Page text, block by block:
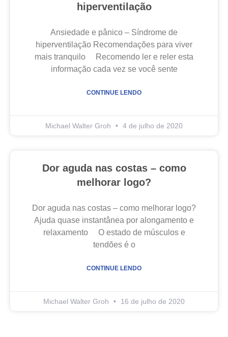
hiperventilação
Ansiedade e pânico – Síndrome de
hiperventilação Recomendações para viver
mais tranquilo Recomendo ler e reler esta
informação cada vez se você sente
CONTINUE LENDO
Michael Walter Groh 4 de julho de 2020
Dor aguda nas costas – como
melhorar logo?
Dor aguda nas costas – como melhorar logo?
Ajuda quase instantânea por alongamento e
relaxamento O estado de músculos e
tendões é o
CONTINUE LENDO
Michael Walter Groh 16 de julho de 2020